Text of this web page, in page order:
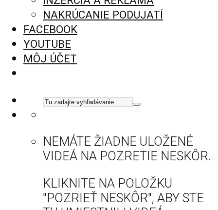
NAKRÚCANIE PODUJATÍ
FACEBOOK
YOUTUBE
MÔJ ÚČET
NEMÁTE ŽIADNE ULOŽENÉ
VIDEÁ NA POZRETIE NESKÔR.
KLIKNITE NA POLOŽKU
"POZRIEŤ NESKÔR", ABY STE